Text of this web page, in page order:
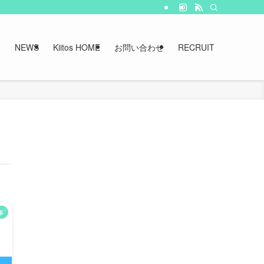
NEWS Kiitos HOME お問い合わせ RECRUIT